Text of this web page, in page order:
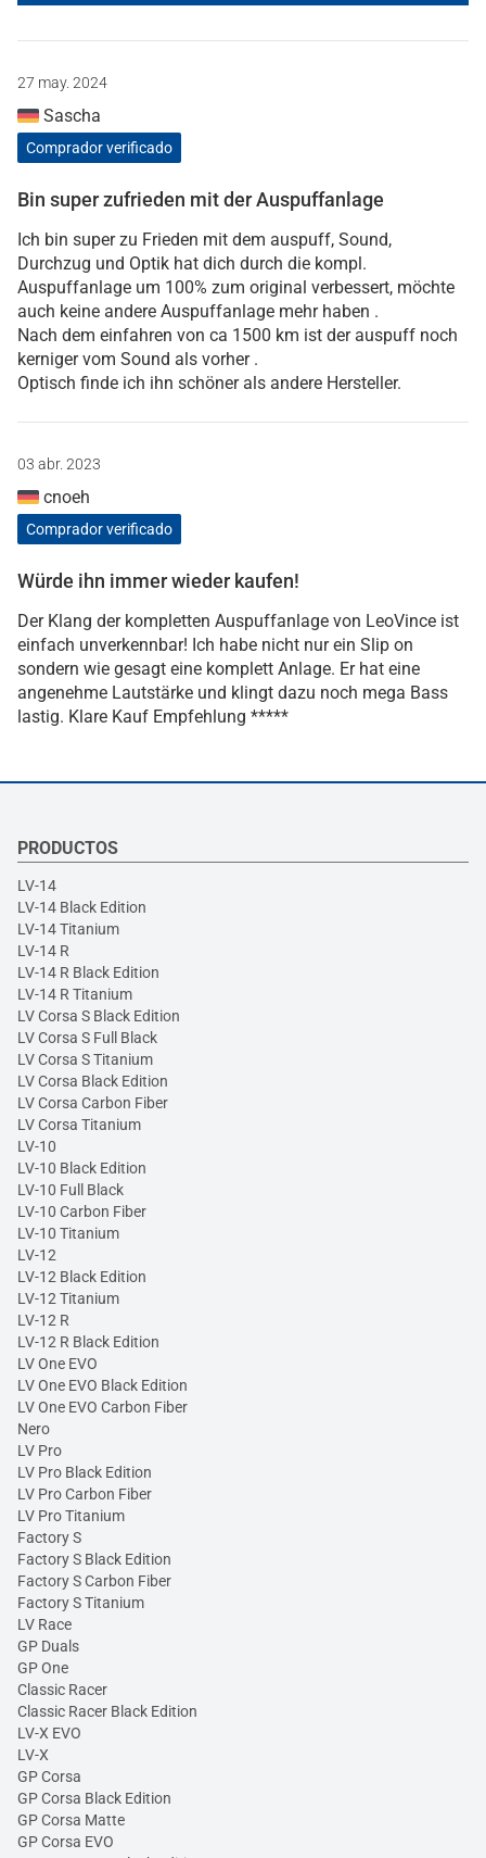
27 may. 2024
Sascha
Comprador verificado
Bin super zufrieden mit der Auspuffanlage
Ich bin super zu Frieden mit dem auspuff, Sound,
Durchzug und Optik hat dich durch die kompl.
Auspuffanlage um 100% zum original verbessert, möchte
auch keine andere Auspuffanlage mehr haben .
Nach dem einfahren von ca 1500 km ist der auspuff noch
kerniger vom Sound als vorher .
Optisch finde ich ihn schöner als andere Hersteller.
03 abr. 2023
cnoeh
Comprador verificado
Würde ihn immer wieder kaufen!
Der Klang der kompletten Auspuffanlage von LeoVince ist
einfach unverkennbar! Ich habe nicht nur ein Slip on
sondern wie gesagt eine komplett Anlage. Er hat eine
angenehme Lautstärke und klingt dazu noch mega Bass
lastig. Klare Kauf Empfehlung *****
PRODUCTOS
LV-14
LV-14 Black Edition
LV-14 Titanium
LV-14 R
LV-14 R Black Edition
LV-14 R Titanium
LV Corsa S Black Edition
LV Corsa S Full Black
LV Corsa S Titanium
LV Corsa Black Edition
LV Corsa Carbon Fiber
LV Corsa Titanium
LV-10
LV-10 Black Edition
LV-10 Full Black
LV-10 Carbon Fiber
LV-10 Titanium
LV-12
LV-12 Black Edition
LV-12 Titanium
LV-12 R
LV-12 R Black Edition
LV One EVO
LV One EVO Black Edition
LV One EVO Carbon Fiber
Nero
LV Pro
LV Pro Black Edition
LV Pro Carbon Fiber
LV Pro Titanium
Factory S
Factory S Black Edition
Factory S Carbon Fiber
Factory S Titanium
LV Race
GP Duals
GP One
Classic Racer
Classic Racer Black Edition
LV-X EVO
LV-X
GP Corsa
GP Corsa Black Edition
GP Corsa Matte
GP Corsa EVO